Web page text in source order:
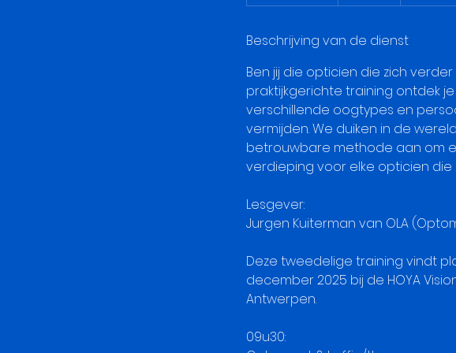
e
o
p
e
n
Beschrijving van de dienst
Ben jij die opticien die zich
praktijkgerichte training ontdek
verschillende oogtypes en
vermijden. We duiken in de
betrouwbare methode aan om
verdieping voor elke opticien die
Lesgever:
Jurgen Kuiterman van OLA
Deze tweedelige training vindt
december 2025 bij de HOYA
Antwerpen.
09u30: